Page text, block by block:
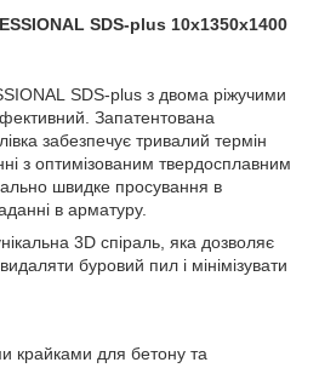
SDS-plus 10х1350х1400
SDS-plus з двома ріжучими
Запатентована
забезпечує тривалий термін
з оптимізованим твердосплавним
швидке просування в
в арматуру.
3D спіраль, яка дозволяє
буровий пил і мінімізувати
крайками для бетону та